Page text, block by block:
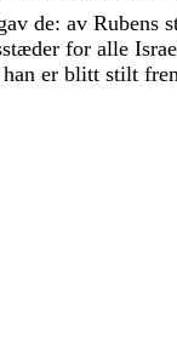
de: av Rubens
for alle
han er blitt stilt